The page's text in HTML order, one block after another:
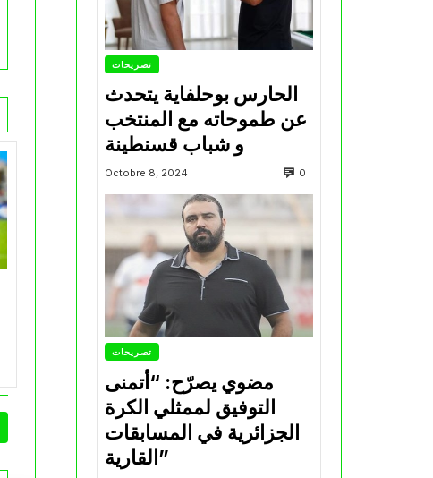
تصريحات
الحارس بوحلفاية يتحدث
عن طموحاته مع المنتخب
و شباب قسنطينة
Octobre 8, 2024 0
تصريحات
مضوي يصرّح: “أتمنى
التوفيق لممثلي الكرة
الجزائرية في المسابقات
القارية”